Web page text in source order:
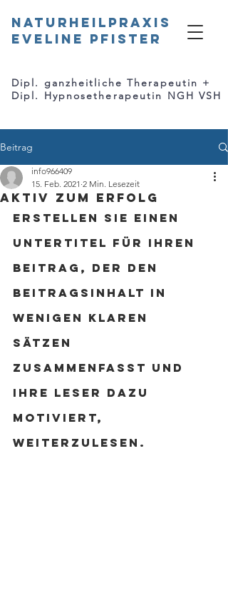
Naturheilpraxis
Eveline Pfister
Dipl. ganzheitliche Therapeutin +
Dipl. Hypnosetherapeutin NGH VSH
Beitrag
Aktiv zum Erfolg
info966409
15. Feb. 2021 2 Min. Lesezeit
Erstellen Sie einen
Untertitel für Ihren
Beitrag, der den
Beitragsinhalt in
wenigen klaren
Sätzen
zusammenfasst und
Ihre Leser dazu
motiviert,
weiterzulesen.